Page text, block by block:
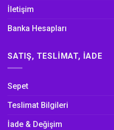
İletişim
Banka Hesapları
SATIŞ, TESLIMAT, İADE
Sepet
Teslimat Bilgileri
İade & Değişim